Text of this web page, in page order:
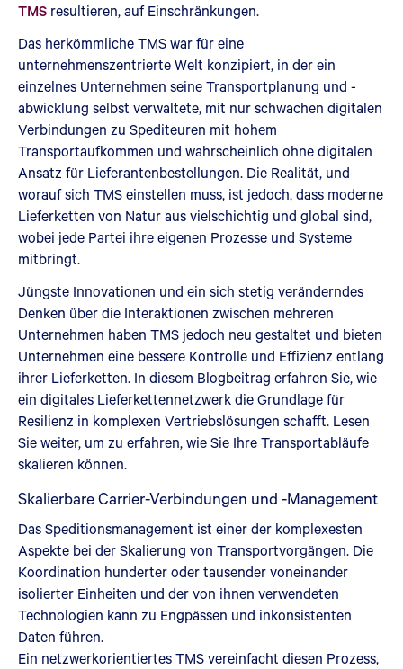
TMS resultieren, auf Einschränkungen.
Das herkömmliche TMS war für eine
unternehmenszentrierte Welt konzipiert, in der ein
einzelnes Unternehmen seine Transportplanung und -
abwicklung selbst verwaltete, mit nur schwachen digitalen
Verbindungen zu Spediteuren mit hohem
Transportaufkommen und wahrscheinlich ohne digitalen
Ansatz für Lieferantenbestellungen. Die Realität, und
worauf sich TMS einstellen muss, ist jedoch, dass moderne
Lieferketten von Natur aus vielschichtig und global sind,
wobei jede Partei ihre eigenen Prozesse und Systeme
mitbringt.
Jüngste Innovationen und ein sich stetig veränderndes
Denken über die Interaktionen zwischen mehreren
Unternehmen haben TMS jedoch neu gestaltet und bieten
Unternehmen eine bessere Kontrolle und Effizienz entlang
ihrer Lieferketten. In diesem Blogbeitrag erfahren Sie, wie
ein digitales Lieferkettennetzwerk die Grundlage für
Resilienz in komplexen Vertriebslösungen schafft. Lesen
Sie weiter, um zu erfahren, wie Sie Ihre Transportabläufe
skalieren können.
Skalierbare Carrier-Verbindungen und -Management
Das Speditionsmanagement ist einer der komplexesten
Aspekte bei der Skalierung von Transportvorgängen. Die
Koordination hunderter oder tausender voneinander
isolierter Einheiten und der von ihnen verwendeten
Technologien kann zu Engpässen und inkonsistenten
Daten führen.
Ein netzwerkorientiertes TMS vereinfacht diesen Prozess,